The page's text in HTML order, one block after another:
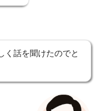
く話を聞けたのでと